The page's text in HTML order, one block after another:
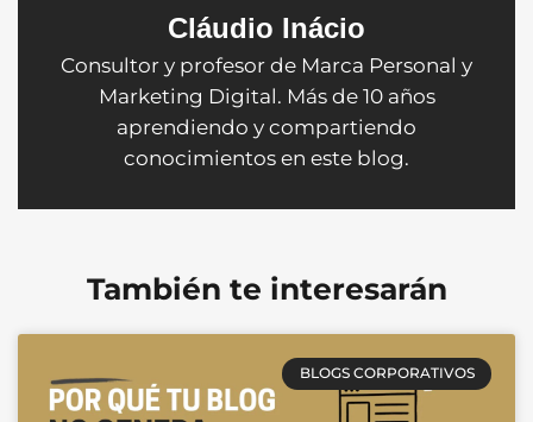
Cláudio Inácio
Consultor y profesor de Marca Personal y
Marketing Digital. Más de 10 años
aprendiendo y compartiendo
conocimientos en este blog.
También te interesarán
BLOGS CORPORATIVOS